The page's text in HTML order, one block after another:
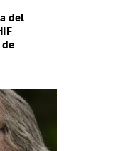
del